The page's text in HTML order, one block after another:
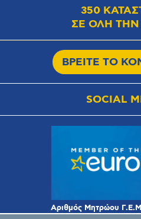
350
ΣΕ ΟΛΗ
ΒΡΕΙΤΕ ΤΟ
SOCIAL